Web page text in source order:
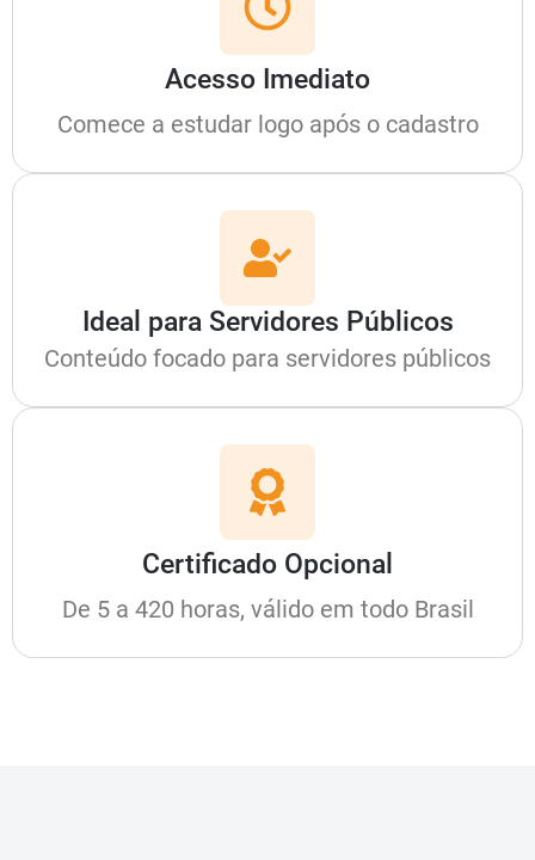
Acesso Imediato
Comece a estudar logo após o cadastro
Ideal para Servidores Públicos
Conteúdo focado para servidores públicos
Certificado Opcional
De 5 a 420 horas, válido em todo Brasil